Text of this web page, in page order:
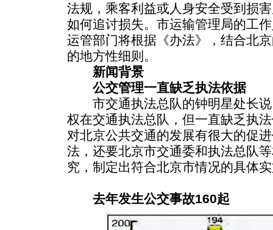
法规，乘客利益或人身安全受到损
如何追讨损失。市运输管理局的工
运管部门将根据《办法》，结合北
的地方性细则。
新闻背景
公交管理一直缺乏执法依据
市交通执法总队的钟明星处长说
权在交通执法总队，但一直缺乏执
对北京公共交通的发展有很大的促
法，还要北京市交通委和执法总队
究，制定出符合北京市情况的具体
去年发生公交事故160起